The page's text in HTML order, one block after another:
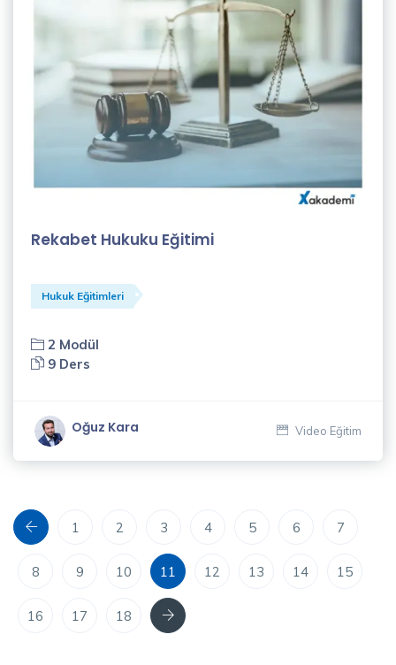
Türkmen
Eğitmeni
Özbeyli
(1)
Diren
Rekabet Hukuku Eğitimi
Hukuk Eğitimleri
2 Modül
9 Ders
Oğuz Kara Video Eğitim
Önceki1 2 3 4 5 6 7
8 9 10 11 12 13 14 15
16 17 18 Sonraki